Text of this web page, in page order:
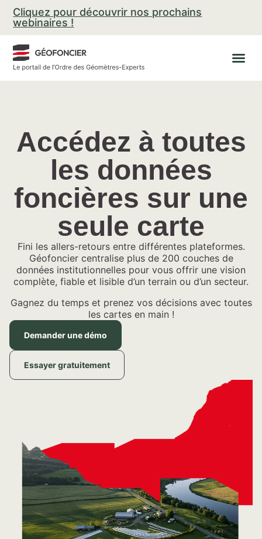
Aller
contenu
Cliquez pour découvrir nos prochains
webinaires !
Accédez à toutes
les données
foncières sur une
seule carte
Fini les allers-retours entre différentes plateformes.
Géofoncier centralise plus de 200 couches de
données institutionnelles pour vous offrir une vision
complète, fiable et lisible d’un terrain ou d’un secteur.
Gagnez du temps et prenez vos décisions avec toutes
les cartes en main !
Demander une démo
Essayer gratuitement